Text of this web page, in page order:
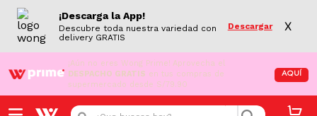
¡Descarga la App!
Descubre toda nuestra variedad con
delivery GRATIS
Descargar X
¡Aún no eres Wong Prime! Aprovecha el
DESPACHO GRATIS en tus compras de
supermercado desde S/79.90
AQUÍ
¿Que buscas hoy?
Cargando comentarios...